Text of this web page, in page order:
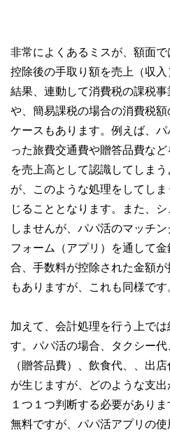
非常によくあるミスが、額面
控除後の手取り額を売上（収
結果、連動して消費税の課税
や、簡易課税の場合の消費税
ケースもあります。例えば、
った旅費交通費や贈答品費な
を売上高として認識してしま
が、このような処理をしてし
じることとなります。また、
しませんが、パパ活のマッチ
フォーム（アプリ）を通して
合、手数料が控除された金額
もありますが、これも同様です
加えて、会計処理を行う上で
す。パパ活の場合、タクシー
（贈答品費）、飲食代、、出
が生じますが、どのような支
１つ１つ判断する必要があり
無料ですが、パパ活アプリの